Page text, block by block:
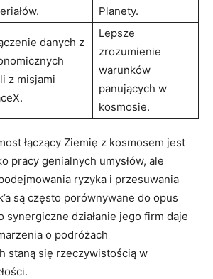
Planety.
danych z
z misjami
Lepsze
zrozumienie
warunków
panujących w
kosmosie.
łączący Ziemię z kosmosem jest
pracy genialnych umysłów, ale
ryzyka i przesuwania
są często porównywane do opus
synergiczne działanie jego firm daje
o podróżach
staną się rzeczywistością w